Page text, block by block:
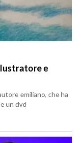
e
emiliano, che ha
un dvd